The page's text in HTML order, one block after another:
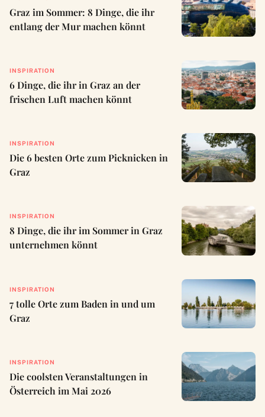
Graz im Sommer: 8 Dinge, die ihr
entlang der Mur machen könnt
INSPIRATION
6 Dinge, die ihr in Graz an der
frischen Luft machen könnt
INSPIRATION
Die 6 besten Orte zum Picknicken in
Graz
INSPIRATION
8 Dinge, die ihr im Sommer in Graz
unternehmen könnt
INSPIRATION
7 tolle Orte zum Baden in und um
Graz
INSPIRATION
Die coolsten Veranstaltungen in
Österreich im Mai 2026